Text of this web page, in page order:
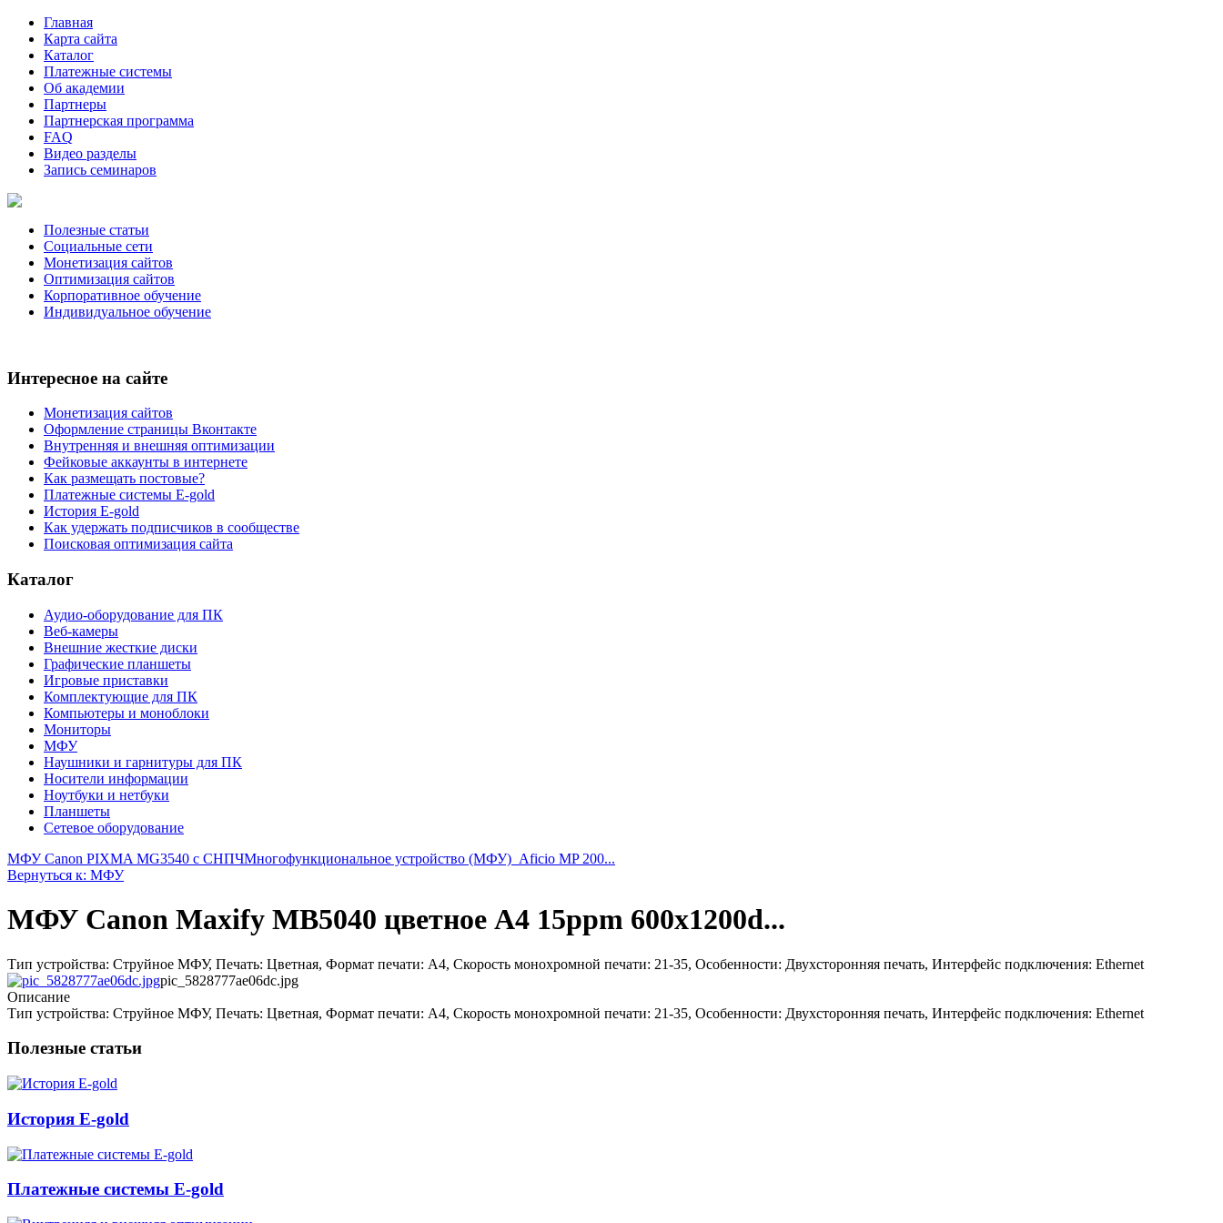
Главная
Карта сайта
Каталог
Платежные системы
Об академии
Партнеры
Партнерская программа
FAQ
Видео разделы
Запись семинаров
Полезные статьи
Социальные сети
Монетизация сайтов
Оптимизация сайтов
Корпоративное обучение
Индивидуальное обучение
Интересное на сайте
Монетизация сайтов
Оформление страницы Вконтакте
Внутренняя и внешняя оптимизации
Фейковые аккаунты в интернете
Как размещать постовые?
Платежные системы E-gold
История E-gold
Как удержать подписчиков в сообществе
Поисковая оптимизация сайта
Каталог
Аудио-оборудование для ПК
Веб-камеры
Внешние жесткие диски
Графические планшеты
Игровые приставки
Комплектующие для ПК
Компьютеры и моноблоки
Мониторы
МФУ
Наушники и гарнитуры для ПК
Носители информации
Ноутбуки и нетбуки
Планшеты
Сетевое оборудование
МФУ Canon PIXMA MG3540 с СНПЧМногофункциональное устройство (МФУ)_Aficio MP 200...
Вернуться к: МФУ
МФУ Canon Maxify MB5040 цветное A4 15ppm 600x1200d...
Тип устройства: Струйное МФУ, Печать: Цветная, Формат печати: А4, Скорость монохромной печати: 21-35, Особенности: Двухсторонняя печать, Интерфейс подключения: Ethernet
pic_5828777ae06dc.jpg
Описание
Тип устройства: Струйное МФУ, Печать: Цветная, Формат печати: А4, Скорость монохромной печати: 21-35, Особенности: Двухсторонняя печать, Интерфейс подключения: Ethernet
Полезные статьи
История E-gold
Платежные системы E-gold